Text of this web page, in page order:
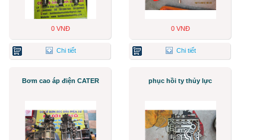
0 VNĐ
Chi tiết
0 VNĐ
Chi tiết
Bơm cao áp điện CATER phục hồi ty thủy lực